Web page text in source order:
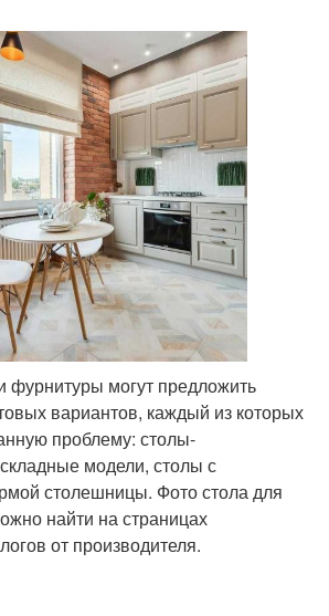
фурнитуры могут предложить
вариантов, каждый из которых
проблему: столы-
модели, столы с
столешницы. Фото стола для
найти на страницах
от производителя.